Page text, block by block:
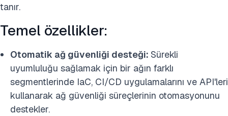
tanır.
Temel özellikler:
Otomatik ağ güvenliği desteği: Sürekli
uyumluluğu sağlamak için bir ağın farklı
segmentlerinde IaC, CI/CD uygulamalarını ve API'leri
kullanarak ağ güvenliği süreçlerinin otomasyonunu
destekler.